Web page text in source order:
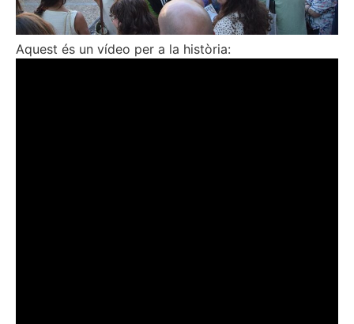
Aquest és un vídeo per a la història: